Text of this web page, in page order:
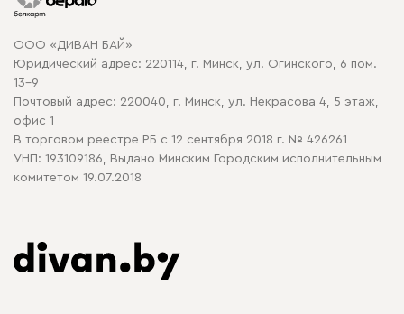
Карта сайта
Политика конфиденциальности
Политика в отношении обработки cookie
ООО «ДИВАН БАЙ»
Юридический адрес: 220114, г. Минск, ул. Огинского, 6 пом.
13-9
Почтовый адрес: 220040, г. Минск, ул. Некрасова 4, 5 этаж,
офис 1
В торговом реестре РБ с 12 сентября 2018 г. № 426261
УНП: 193109186, Выдано Минским Городским исполнительным
комитетом 19.07.2018